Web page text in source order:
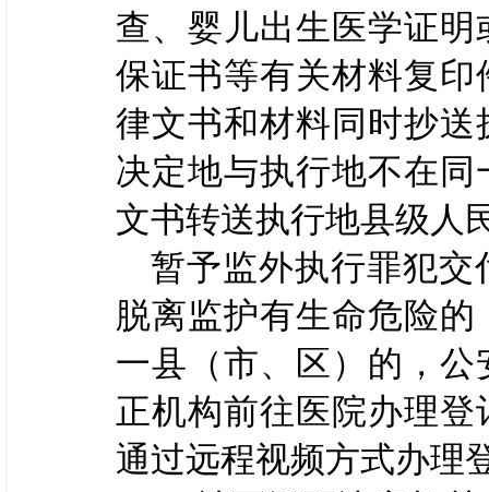
查、婴儿出生医学证
保证书等有关材料复
律文书和材料同时抄
决定地与执行地不在
文书转送执行地县级人
暂予监外执行罪犯
脱离监护有生命危险
一县（市、区）的，
正机构前往医院办理
通过远程视频方式办理